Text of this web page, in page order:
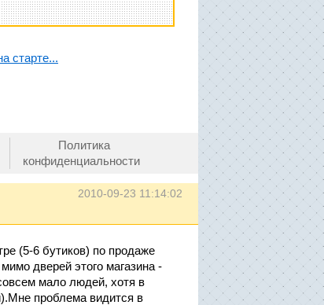
старте...
Политика
конфиденциальности
2010-09-23 11:14:02
(5-6 бутиков) по продаже
дверей этого магазина -
мало людей, хотя в
проблема видится в